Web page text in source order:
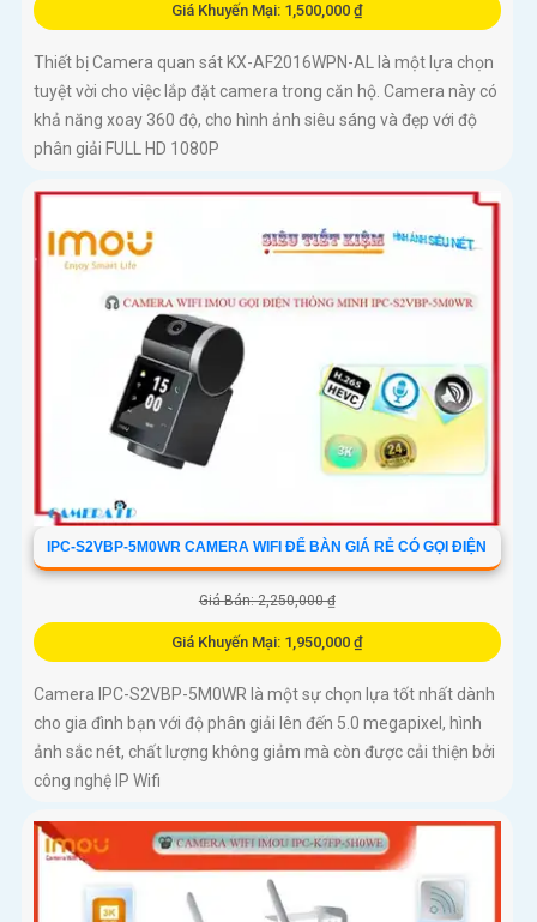
Giá Khuyến Mại: 1,500,000 ₫
Thiết bị Camera quan sát KX-AF2016WPN-AL là một lựa chọn
tuyệt vời cho việc lắp đặt camera trong căn hộ. Camera này có
khả năng xoay 360 độ, cho hình ảnh siêu sáng và đẹp với độ
phân giải FULL HD 1080P
IPC-S2VBP-5M0WR CAMERA WIFI ĐỂ BÀN GIÁ RẺ CÓ GỌI ĐIỆN
Giá Bán: 2,250,000 ₫
Giá Khuyến Mại: 1,950,000 ₫
Camera IPC-S2VBP-5M0WR là một sự chọn lựa tốt nhất dành
cho gia đình bạn với độ phân giải lên đến 5.0 megapixel, hình
ảnh sắc nét, chất lượng không giảm mà còn được cải thiện bởi
công nghệ IP Wifi